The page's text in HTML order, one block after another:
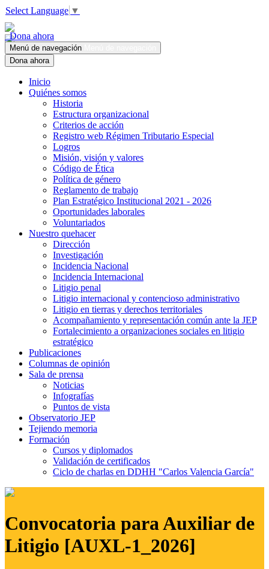
Select Language ▼
Dona ahora
Menú de navegación
Dona ahora
Inicio
Quiénes somos
Historia
Estructura organizacional
Criterios de acción
Registro web Régimen Tributario Especial
Logros
Misión, visión y valores
Código de Ética
Política de género
Reglamento de trabajo
Plan Estratégico Institucional 2021 - 2026
Oportunidades laborales
Voluntariados
Nuestro quehacer
Dirección
Investigación
Incidencia Nacional
Incidencia Internacional
Litigio penal
Litigio internacional y contencioso administrativo
Litigio en tierras y derechos territoriales
Acompañamiento y representación común ante la JEP
Fortalecimiento a organizaciones sociales en litigio
estratégico
Publicaciones
Columnas de opinión
Sala de prensa
Noticias
Infografías
Puntos de vista
Observatorio JEP
Tejiendo memoria
Formación
Cursos y diplomados
Validación de certificados
Ciclo de charlas en DDHH "Carlos Valencia García"
Convocatoria para Auxiliar de
Litigio [AUXL-1_2026]